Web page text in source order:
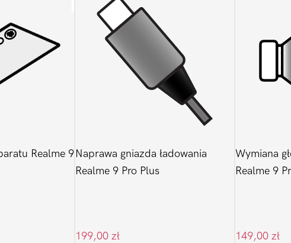
Realme 9 Naprawa gniazda ładowania
Realme 9 Pro Plus
199,00 zł
Wymiana
Realme 9
149,00 zł